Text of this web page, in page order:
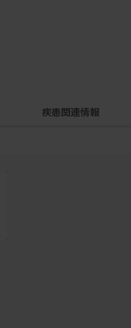
疾患関連情報